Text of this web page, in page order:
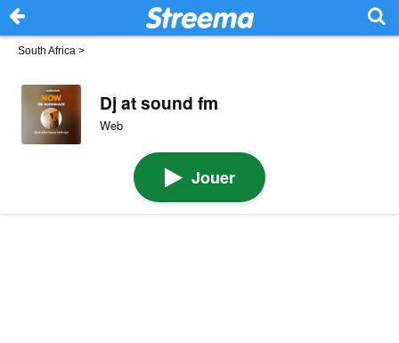
South Africa >
Dj at sound fm
Web
Jouer